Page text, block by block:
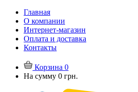
Главная
О компании
Интернет-магазин
Оплата и доставка
Контакты
Корзина 0
На сумму 0 грн.